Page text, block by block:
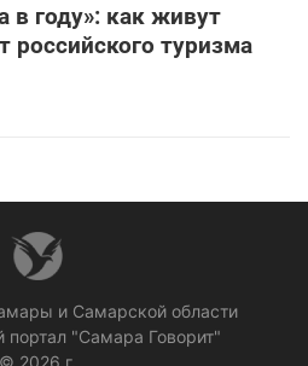
в году»: как живут
российского туризма
и Самарской области
"Самара Говорит"
© 2026 г.